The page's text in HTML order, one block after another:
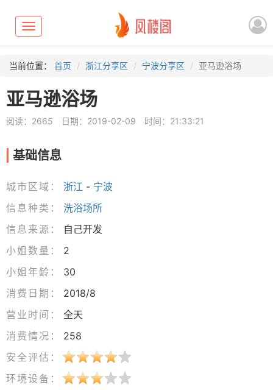
Toggle
navigation
当前位置： 首页 浙江分享区 宁波分享区 亚马逊浴场
亚马逊浴场
阅读：2665 日期：2019-02-09 时间：21:33:21
基础信息
城市区域： 浙江 - 宁波
信息种类：
洗浴场所
信息来源：
自己开发
小姐数量：
2
小姐年龄：
30
消费日期：
2018/8
营业时间：
全天
消费情况：
258
安全评估：
环境设备：